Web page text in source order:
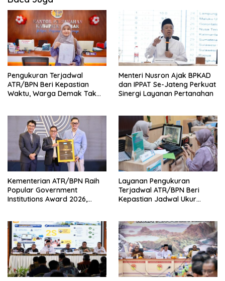
Pengukuran Terjadwal
ATR/BPN Beri Kepastian
Waktu, Warga Demak Tak
Menteri Nusron Ajak BPKAD
dan IPPAT Se-Jateng Perkuat
Sinergi Layanan Pertanahan
Kementerian ATR/BPN Raih
Popular Government
Institutions Award 2026,
Layanan Pengukuran
Terjadwal ATR/BPN Beri
Kepastian Jadwal Ukur